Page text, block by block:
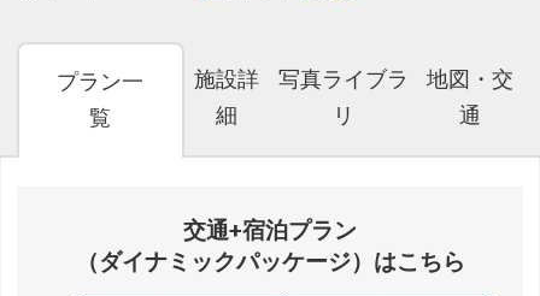
プラン一
覧
施設詳
細
写真ライブラ
リ
地図・交
通
交通+宿泊プラン
（ダイナミックパッケージ）はこちら